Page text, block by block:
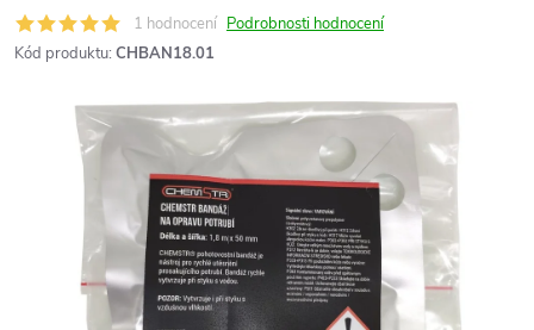
1 hodnocení Podrobnosti hodnocení
Kód produktu: CHBAN18.01